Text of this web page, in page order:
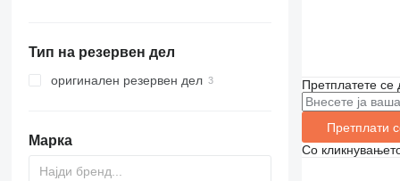
миди багери
кранови гасеничари
градежни натоварувачи
натоварувачи со тркала
други градежни машини
Тип на резервен дел
оригинален резервен дел
Марка
Претплатете се
Претплати
Со